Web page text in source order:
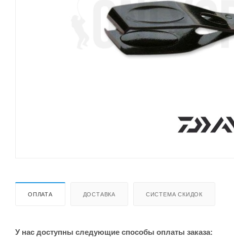
ОПЛАТА ДОСТАВКА СИСТЕМА СКИДОК
У нас доступны следующие способы оплаты заказа: